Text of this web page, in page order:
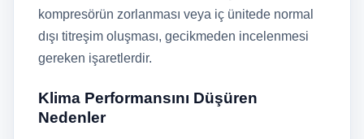
kompresörün zorlanması veya iç ünitede normal
dışı titreşim oluşması, gecikmeden incelenmesi
gereken işaretlerdir.
Klima Performansını Düşüren
Nedenler